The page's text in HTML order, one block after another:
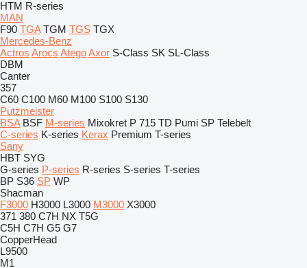
HTM R-series
MAN
F90 TGA TGM TGS TGX
Mercedes-Benz
Actros Arocs AtegoAxor S-Class SK SL-Class
DBM
Canter
357
C60 C100 M60 M100 S100 S130
Putzmeister
BSA BSF M-series Mixokret P 715 TD Pumi SP Telebelt
C-series K-series Kerax Premium T-series
Sany
HBT SYG
G-series P-series R-series S-series T-series
BP S36 SP WP
Shacman
F3000 H3000 L3000 M3000 X3000
371 380 C7H NX T5G
C5H C7H G5 G7
CopperHead
L9500
M1